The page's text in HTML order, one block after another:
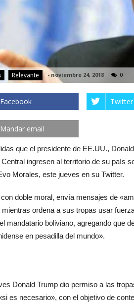
Relevante - noviembre 24, 2018 0
Facebook Twitter
Mandar email
que el presidente de EE.UU.,
ingresen al territorio de su país
Morales, este jueves en su Twitter.
doble moral, envía mensajes de
ordena a sus tropas usar
mandatario boliviano, agregando que
en pesadilla del mundo».
Donald Trump dio permiso a las
es necesario», con el objetivo de